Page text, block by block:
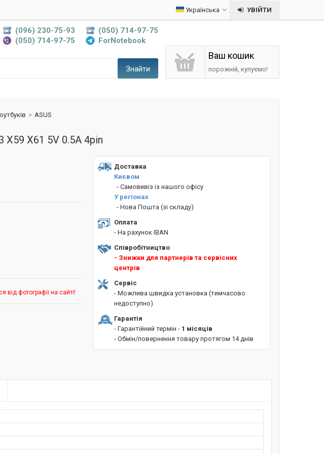
Українська УВІЙТИ
Знайти
Ваш кошик
порожній, купуємо!
(096) 230-75-93
(050) 714-97-75
(050) 714-97-75
ForNotebook
> ASUS
X59 X61 5V 0.5A 4pin
від фотографії на сайті!
Доставка
Києвом
- Cамовивіз із нашого офісу
У регіонах
- Нова Пошта (зі складу)
Оплата
- На рахунок IBAN
Співробітництво
- Знижки для партнерів та сервісних
центрів
Сервіс
- Можлива швидка установка (тимчасово
недоступно)
Гарантія
- Гарантійний термін - 1 місяців
- Обмін/повернення товару протягом 14 днів